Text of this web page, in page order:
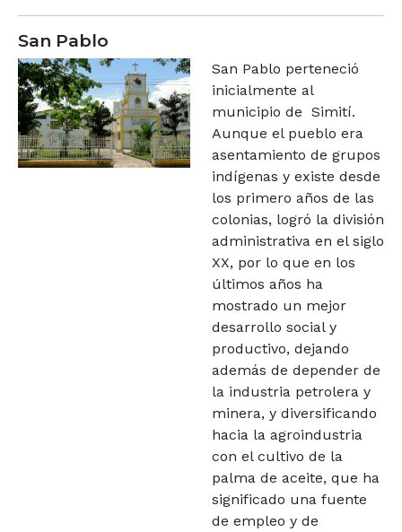
San Pablo
San Pablo perteneció
inicialmente al
municipio de Simití.
Aunque el pueblo era
asentamiento de grupos
indígenas y existe desde
los primero años de las
colonias, logró la división
administrativa en el siglo
XX, por lo que en los
últimos años ha
mostrado un mejor
desarrollo social y
productivo, dejando
además de depender de
la industria petrolera y
minera, y diversificando
hacia la agroindustria
con el cultivo de la
palma de aceite, que ha
significado una fuente
de empleo y de